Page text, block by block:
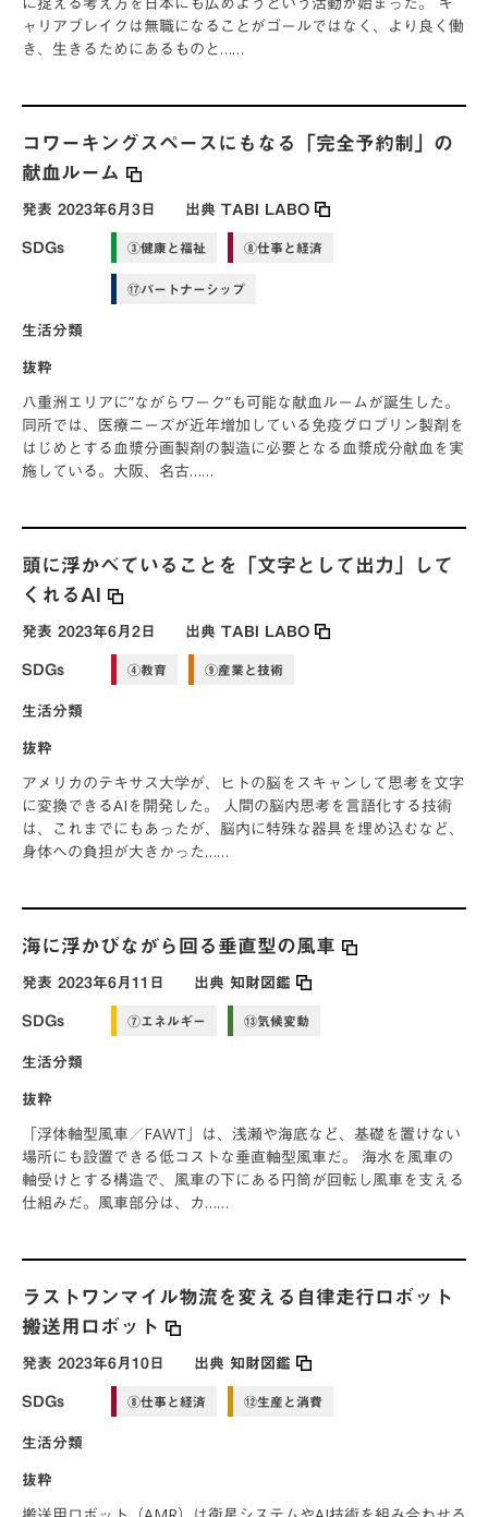
ャリアブレイクは無職になることがゴールではなく、より良く働
き、生きるためにあるものと……
コワーキングスペースにもなる「完全予約制」の
献血ルーム
発表 2023年6月3日 出典TABI LABO
SDGs ③健康と福祉 ⑧仕事と経済
⑰パートナーシップ
生活分類
抜粋
八重洲エリアに”ながらワーク”も可能な献血ルームが誕生した。
同所では、医療ニーズが近年増加している免疫グロブリン製剤を
はじめとする血漿分画製剤の製造に必要となる血漿成分献血を実
施している。大阪、名古……
頭に浮かべていることを「文字として出力」して
くれるAI
発表 2023年6月2日 出典TABI LABO
SDGs ④教育 ⑨産業と技術
生活分類
抜粋
アメリカのテキサス大学が、ヒトの脳をスキャンして思考を文字
に変換できるAIを開発した。 人間の脳内思考を言語化する技術
は、これまでにもあったが、脳内に特殊な器具を埋め込むなど、
身体への負担が大きかった……
海に浮かびながら回る垂直型の風車
発表 2023年6月11日 出典 知財図鑑
SDGs ⑦エネルギー ⑬気候変動
生活分類
抜粋
「浮体軸型風車／FAWT」は、浅瀬や海底など、基礎を置けない
場所にも設置できる低コストな垂直軸型風車だ。 海水を風車の
軸受けとする構造で、風車の下にある円筒が回転し風車を支える
仕組みだ。風車部分は、カ……
ラストワンマイル物流を変える自律走行ロボット
搬送用ロボット
発表 2023年6月10日 出典 知財図鑑
SDGs ⑧仕事と経済 ⑫生産と消費
生活分類
抜粋